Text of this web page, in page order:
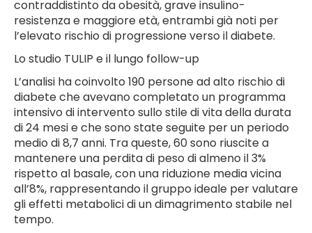
contraddistinto da obesità, grave insulino-
resistenza e maggiore età, entrambi già noti per
l’elevato rischio di progressione verso il diabete.
Lo studio TULIP e il lungo follow-up
L’analisi ha coinvolto 190 persone ad alto rischio di
diabete che avevano completato un programma
intensivo di intervento sullo stile di vita della durata
di 24 mesi e che sono state seguite per un periodo
medio di 8,7 anni. Tra queste, 60 sono riuscite a
mantenere una perdita di peso di almeno il 3%
rispetto al basale, con una riduzione media vicina
all’8%, rappresentando il gruppo ideale per valutare
gli effetti metabolici di un dimagrimento stabile nel
tempo.